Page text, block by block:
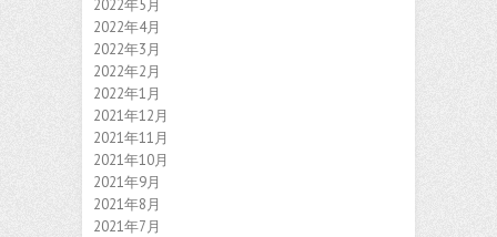
2022年5月
2022年4月
2022年3月
2022年2月
2022年1月
2021年12月
2021年11月
2021年10月
2021年9月
2021年8月
2021年7月